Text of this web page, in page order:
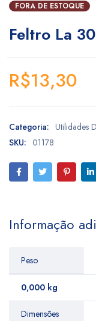
FORA DE ESTOQUE
Feltro La
R$13,30
Categoria: Utilidades
SKU: 01178
Informação
Peso
0,000 kg
Dimensões